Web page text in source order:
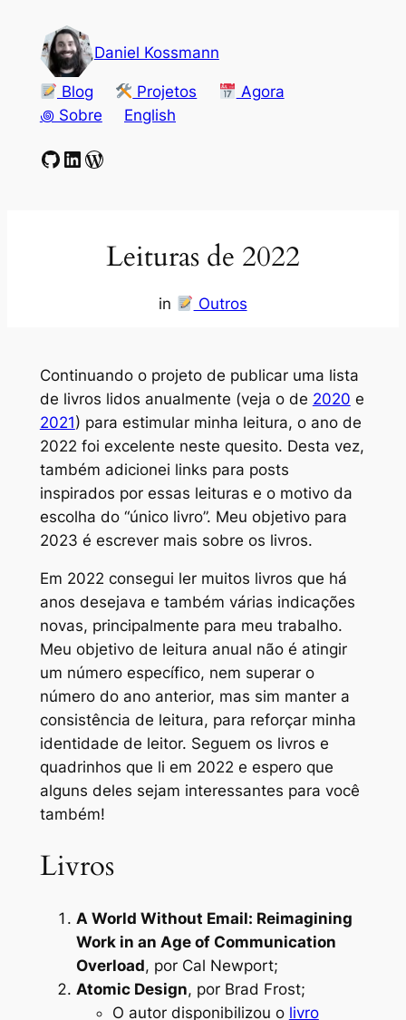
conteúdo
Daniel Kossmann
Blog Projetos
Agora
꩜ Sobre
English
GitHub
LinkedIn
WordPress
Leituras de 2022
in Outros
Continuando o projeto de publicar uma lista
de livros lidos anualmente (veja o de 2020 e
2021) para estimular minha leitura, o ano de
2022 foi excelente neste quesito. Desta vez,
também adicionei links para posts
inspirados por essas leituras e o motivo da
escolha do “único livro”. Meu objetivo para
2023 é escrever mais sobre os livros.
Em 2022 consegui ler muitos livros que há
anos desejava e também várias indicações
novas, principalmente para meu trabalho.
Meu objetivo de leitura anual não é atingir
um número específico, nem superar o
número do ano anterior, mas sim manter a
consistência de leitura, para reforçar minha
identidade de leitor. Seguem os livros e
quadrinhos que li em 2022 e espero que
alguns deles sejam interessantes para você
também!
Livros
A World Without Email: Reimagining
Work in an Age of Communication
Overload, por Cal Newport;
Atomic Design, por Brad Frost;
O autor disponibilizou o livro